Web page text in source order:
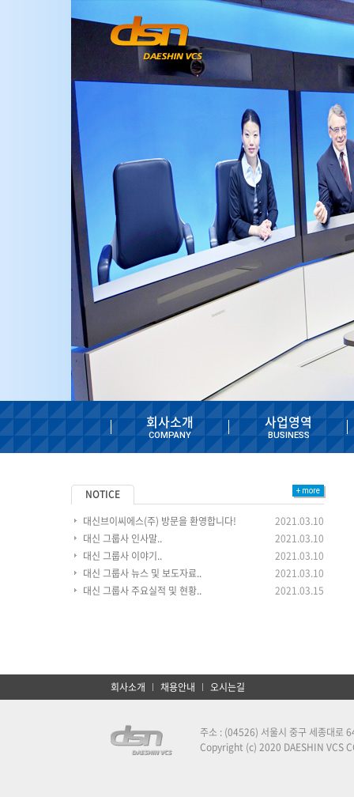
회사소개
COMPANY
사업영역
BUSINESS
NOTICE
대신브이씨에스(주) 방문을 환영합니다!
2021.03.10
대신 그룹사 인사말..
2021.03.10
대신 그룹사 이야기..
2021.03.10
대신 그룹사 뉴스 및 보도자료..
2021.03.10
대신 그룹사 주요실적 및 현황..
2021.03.15
+ more
회사소개 채용안내 오시는길
주소 : (04526) 서울시 중구 세종대로
Copyright (c) 2020 DAESHIN VCS